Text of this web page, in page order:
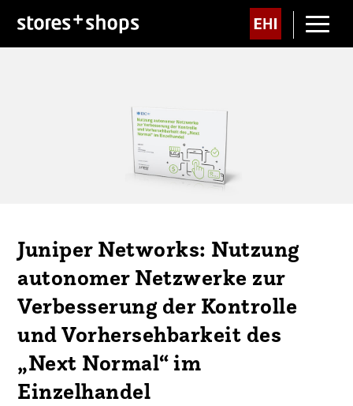
Juniper Networks: Nutzung
autonomer Netzwerke zur
Verbesserung der Kontrolle
und Vorhersehbarkeit des
„Next Normal“ im
Einzelhandel